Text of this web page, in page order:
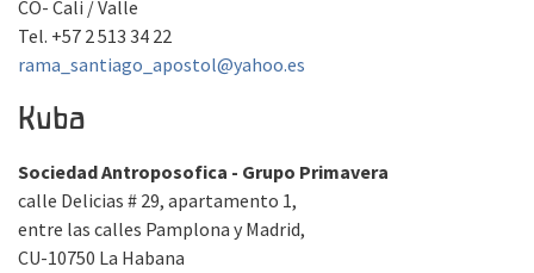
CO- Cali / Valle
Tel. +57 2 513 34 22
rama_santiago_apostol@yahoo.es
Kuba
Sociedad Antroposofica - Grupo Primavera
calle Delicias # 29, apartamento 1,
entre las calles Pamplona y Madrid,
CU-10750 La Habana